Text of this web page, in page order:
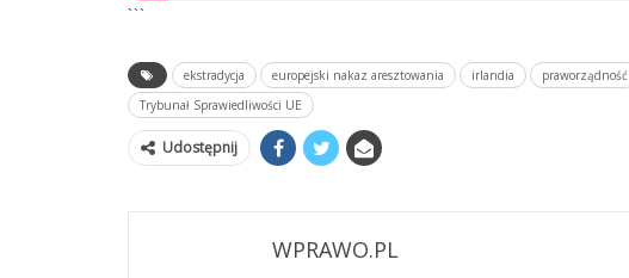
```
ekstradycja europejski nakaz aresztowania irlandia praworządność
Trybunał Sprawiedliwości UE
Udostępnij
WPRAWO.PL